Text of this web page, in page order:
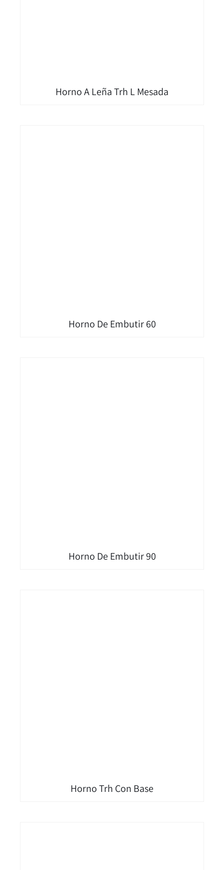
Horno A Leña Trh L Mesada
Horno De Embutir 60
Horno De Embutir 90
Horno Trh Con Base